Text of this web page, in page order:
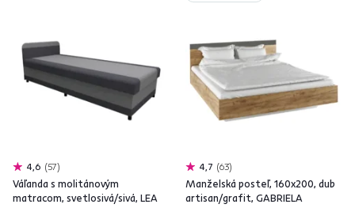
4,6 57
Váľanda s molitánovým
matracom, svetlosivá/sivá, LEA
4,7 63
Manželská posteľ, 160x200, dub
artisan/grafit, GABRIELA